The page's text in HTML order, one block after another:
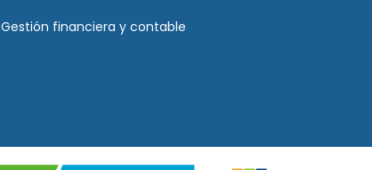
Gestión financiera y contable